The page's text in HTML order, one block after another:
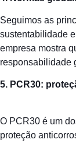
Seguimos as
sustentabilidade
empresa mostra
responsabilidade
5. PCR30: proteç
O PCR30 é um
proteção